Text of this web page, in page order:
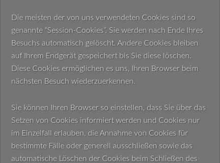
Die meisten der von uns verwendeten Cookies sind so
genannte “Session-Cookies”. Sie werden nach Ende Ihres
Besuchs automatisch gelöscht. Andere Cookies bleiben
auf Ihrem Endgerät gespeichert bis Sie diese löschen.
Diese Cookies ermöglichen es uns, Ihren Browser beim
nächsten Besuch wiederzuerkennen.
Sie können Ihren Browser so einstellen, dass Sie über das
Setzen von Cookies informiert werden und Cookies nur
im Einzelfall erlauben, die Annahme von Cookies für
bestimmte Fälle oder generell ausschließen sowie das
automatische Löschen der Cookies beim Schließen des